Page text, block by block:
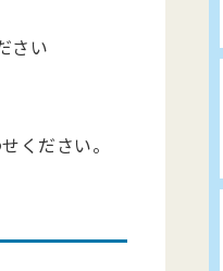
さい
ください。